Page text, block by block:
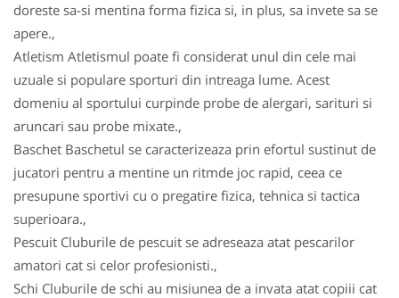
doreste sa-si mentina forma fizica si, in plus, sa invete sa se
apere.,
Atletism Atletismul poate fi considerat unul din cele mai
uzuale si populare sporturi din intreaga lume. Acest
domeniu al sportului curpinde probe de alergari, sarituri si
aruncari sau probe mixate.,
Baschet Baschetul se caracterizeaza prin efortul sustinut de
jucatori pentru a mentine un ritmde joc rapid, ceea ce
presupune sportivi cu o pregatire fizica, tehnica si tactica
superioara.,
Pescuit Cluburile de pescuit se adreseaza atat pescarilor
amatori cat si celor profesionisti.,
Schi Cluburile de schi au misiunea de a invata atat copiii cat